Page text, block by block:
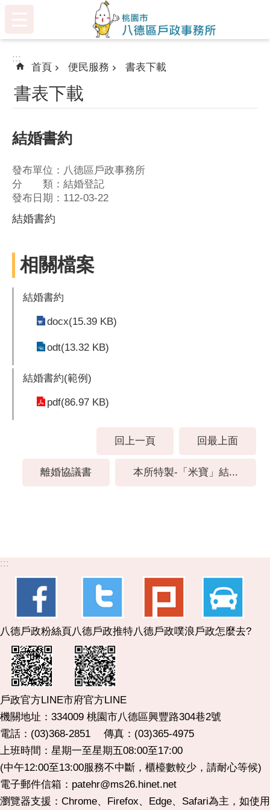
:::
首頁 便民服務 書表下載
書表下載
結婚書約
發布單位：八德區戶政事務所
分 類：結婚登記
發布日期：112-03-22
結婚書約
相關檔案
結婚書約
docx(15.39 KB)
odt(13.32 KB)
結婚書約(範例)
pdf(86.97 KB)
回上一頁 回最上面
離婚協議書 本所特製-「米寶」結...
:::
八德戶政粉絲頁 八德戶政推特八德戶政噗浪戶政怎麼去?
戶政官方LINE市府官方LINE
機關地址：334009 桃園市八德區興豐路304巷2號
電話：(03)368-2851 傳真：(03)365-4975
上班時間：星期一至星期五08:00至17:00
(中午12:00至13:00服務不中斷，櫃檯數較少，請耐心等候)
電子郵件信箱：patehr@ms26.hinet.net
瀏覽器支援：Chrome、Firefox、Edge、Safari為主，如使用